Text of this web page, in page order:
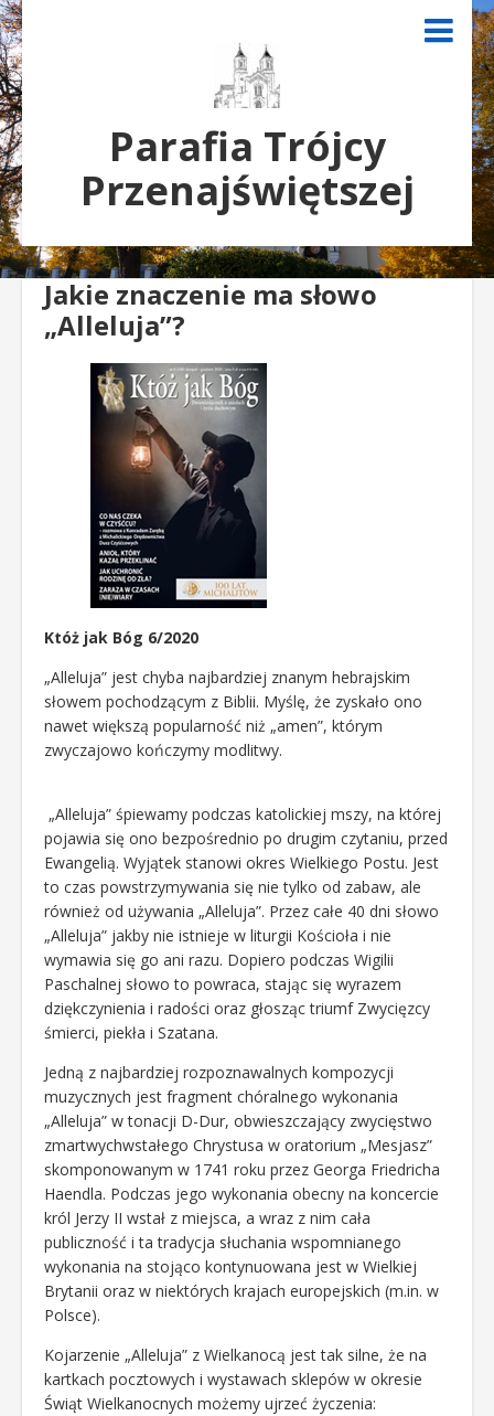
Parafia Trójcy
Przenajświętszej
Jakie znaczenie ma słowo
„Alleluja”?
Któż jak Bóg 6/2020
„Alleluja” jest chyba najbardziej znanym hebrajskim
słowem pochodzącym z Biblii. Myślę, że zyskało ono
nawet większą popularność niż „amen”, którym
zwyczajowo kończymy modlitwy.
„Alleluja” śpiewamy podczas katolickiej mszy, na której
pojawia się ono bezpośrednio po drugim czytaniu, przed
Ewangelią. Wyjątek stanowi okres Wielkiego Postu. Jest
to czas powstrzymywania się nie tylko od zabaw, ale
również od używania „Alleluja”. Przez całe 40 dni słowo
„Alleluja” jakby nie istnieje w liturgii Kościoła i nie
wymawia się go ani razu. Dopiero podczas Wigilii
Paschalnej słowo to powraca, stając się wyrazem
dziękczynienia i radości oraz głosząc triumf Zwycięzcy
śmierci, piekła i Szatana.
Jedną z najbardziej rozpoznawalnych kompozycji
muzycznych jest fragment chóralnego wykonania
„Alleluja” w tonacji D-Dur, obwieszczający zwycięstwo
zmartwychwstałego Chrystusa w oratorium „Mesjasz”
skomponowanym w 1741 roku przez Georga Friedricha
Haendla. Podczas jego wykonania obecny na koncercie
król Jerzy II wstał z miejsca, a wraz z nim cała
publiczność i ta tradycja słuchania wspomnianego
wykonania na stojąco kontynuowana jest w Wielkiej
Brytanii oraz w niektórych krajach europejskich (m.in. w
Polsce).
Kojarzenie „Alleluja” z Wielkanocą jest tak silne, że na
kartkach pocztowych i wystawach sklepów w okresie
Świąt Wielkanocnych możemy ujrzeć życzenia: